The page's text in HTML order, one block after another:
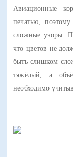
Авиационные
печатью,
сложные узоры.
что цветов не
быть слишком
тяжёлый, а
необходимо